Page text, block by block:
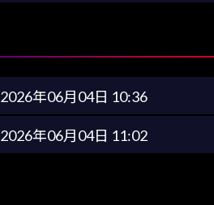
2026年06月04日 10:36
2026年06月04日 11:02